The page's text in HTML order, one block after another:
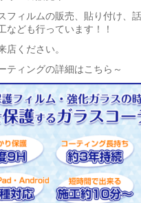
フィルムの販売、貼り付け、
なども行っています！！
店ください。
ティングの詳細はこちら～